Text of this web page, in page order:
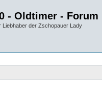
- Oldtimer - Forum
Liebhaber der Zschopauer Lady